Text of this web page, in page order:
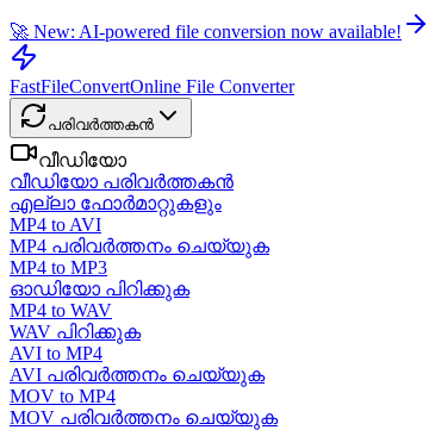
🚀 New: AI-powered file conversion now available!
FastFileConvertOnline File Converter
പരിവർത്തകൻ
വീഡിയോ
വീഡിയോ പരിവർത്തകൻ
എല്ലാ ഫോർമാറ്റുകളും
MP4 to AVI
MP4 പരിവർത്തനം ചെയ്യുക
MP4 to MP3
ഓഡിയോ പിറിക്കുക
MP4 to WAV
WAV പിറിക്കുക
AVI to MP4
AVI പരിവർത്തനം ചെയ്യുക
MOV to MP4
MOV പരിവർത്തനം ചെയ്യുക